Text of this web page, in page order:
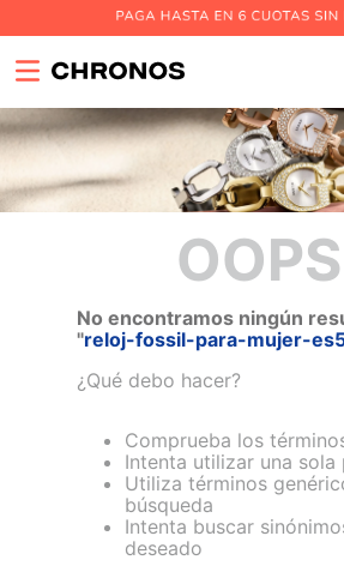
No encontramos ningún
"reloj-fossil-para-mujer-
¿Qué debo hacer?
Comprueba los
Intenta utilizar una sola
Utiliza términos
búsqueda
Intenta buscar
deseado